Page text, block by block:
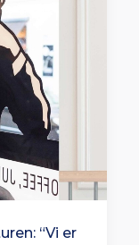
“Vi er